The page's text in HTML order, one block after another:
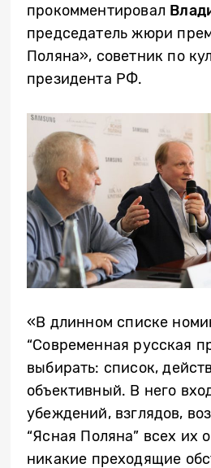
прокомментировал
председатель жюри
Поляна», советник по
президента РФ.
«В длинном списке
“Современная русская
выбирать: список,
объективный. В него
убеждений, взглядов,
“Ясная Поляна” всех их
никакие преходящие